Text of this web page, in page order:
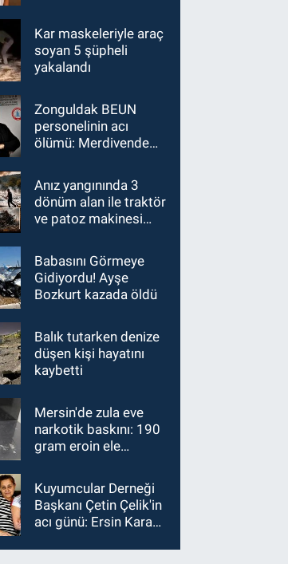
Kar maskeleriyle araç
soyan 5 şüpheli
yakalandı
Zonguldak BEUN
personelinin acı
ölümü: Merdivende
hayatını kaybetti
Anız yangınında 3
dönüm alan ile traktör
ve patoz makinesi
Babasını Görmeye
Gidiyordu! Ayşe
Bozkurt kazada öldü
Balık tutarken denize
düşen kişi hayatını
kaybetti
Mersin'de zula eve
narkotik baskını: 190
gram eroin ele
Kuyumcular Derneği
Başkanı Çetin Çelik'in
acı günü: Ersin Kara